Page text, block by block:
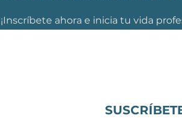
¡Inscríbete ahora e inicia tu vida